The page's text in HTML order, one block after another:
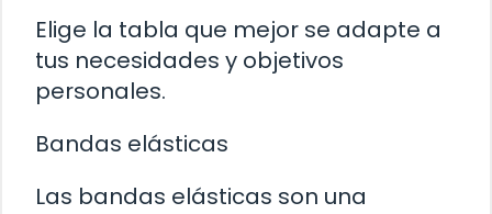
Elige la tabla que mejor se adapte a
tus necesidades y objetivos
personales.
Bandas elásticas
Las bandas elásticas son una